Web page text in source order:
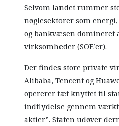
Selvom landet rummer
nøglesektorer som
og bankvæsen domineret
virksomheder (SOE’er).
Der findes store private
Alibaba, Tencent og
opererer tæt knyttet til
indflydelse gennem
aktier”. Staten udøver